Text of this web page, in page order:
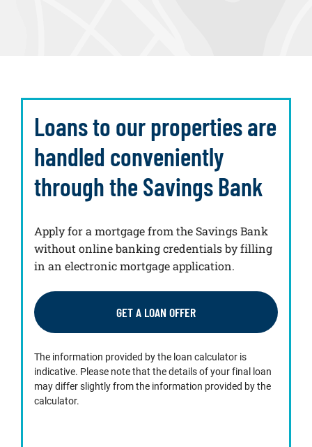
Loans to our properties are
handled conveniently
through the Savings Bank
Apply for a mortgage from the Savings Bank
without online banking credentials by filling
in an electronic mortgage application.
GET A LOAN OFFER
The information provided by the loan calculator is
indicative. Please note that the details of your final loan
may differ slightly from the information provided by the
calculator.